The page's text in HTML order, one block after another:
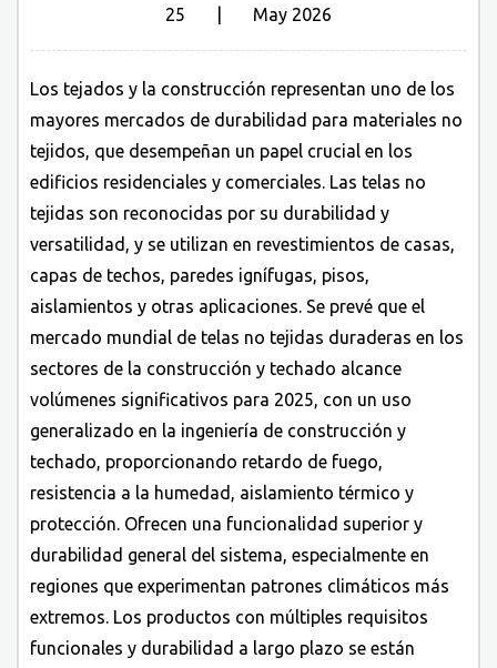
25 | May 2026
Los tejados y la construcción representan uno de los
mayores mercados de durabilidad para materiales no
tejidos, que desempeñan un papel crucial en los
edificios residenciales y comerciales. Las telas no
tejidas son reconocidas por su durabilidad y
versatilidad, y se utilizan en revestimientos de casas,
capas de techos, paredes ignífugas, pisos,
aislamientos y otras aplicaciones. Se prevé que el
mercado mundial de telas no tejidas duraderas en los
sectores de la construcción y techado alcance
volúmenes significativos para 2025, con un uso
generalizado en la ingeniería de construcción y
techado, proporcionando retardo de fuego,
resistencia a la humedad, aislamiento térmico y
protección. Ofrecen una funcionalidad superior y
durabilidad general del sistema, especialmente en
regiones que experimentan patrones climáticos más
extremos. Los productos con múltiples requisitos
funcionales y durabilidad a largo plazo se están